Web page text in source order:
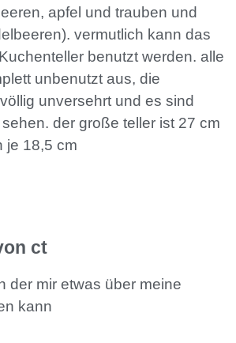
apfel und trauben und
vermutlich kann das
benutzt werden. alle
unbenutzt aus, die
unversehrt und es sind
der große teller ist 27 cm
je 18,5 cm
ct
der mir etwas über meine
kann